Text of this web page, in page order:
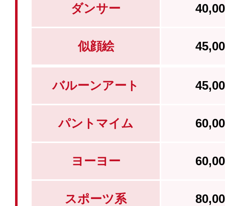
ダンサー
似顔絵
バルーンアート
パントマイム
ヨーヨー
スポーツ系